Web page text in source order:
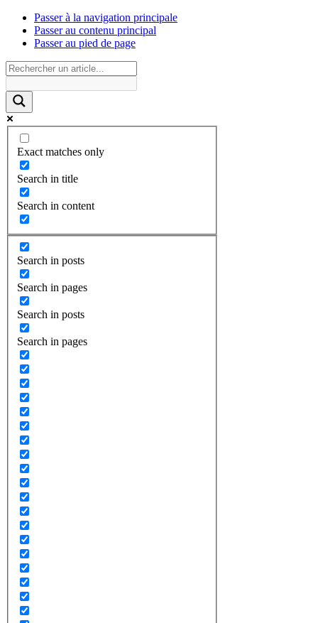
Passer à la navigation principale
Passer au contenu principal
Passer au pied de page
Exact matches only
Search in title
Search in content
Search in posts
Search in pages
Search in posts
Search in pages